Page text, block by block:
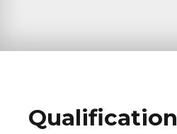
Qualification